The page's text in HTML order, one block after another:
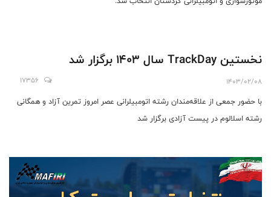
نخستین TrackDay سال ۱۴۰۳ برگزار شد
1403/02/08
17356
با حضور جمعی از علاقه‌مندان رشته اتومبیلرانی عصر امروز تمرین آزاد و همگانی
رشته اسلالوم در پیست آزادی برگزار شد